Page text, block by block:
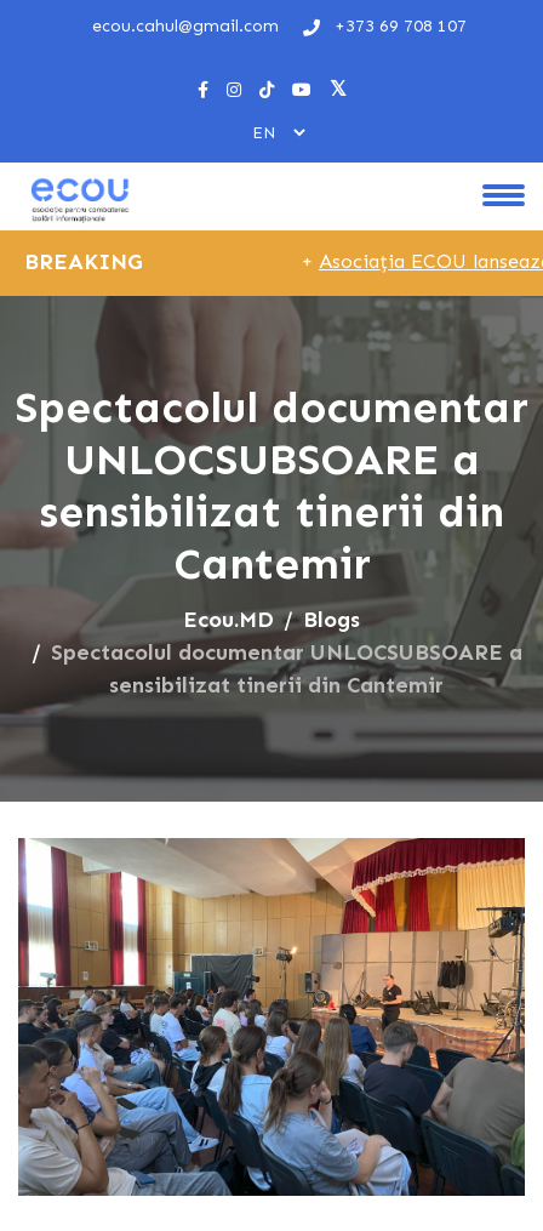
ecou.cahul@gmail.com +373 69 708 107
BREAKING +Asociația ECOU
Spectacolul documentar
UNLOCSUBSOARE a
sensibilizat tinerii din
Cantemir
Ecou.MD
Blogs
Spectacolul documentar UNLOCSUBSOARE a
sensibilizat tinerii din Cantemir